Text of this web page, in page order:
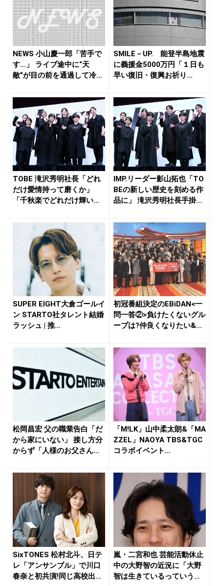
NEWS 小山慶一郎「苦手で
す…」 ライブ途中に“天
敵”が目の前を通過して冷や
SMILE－UP. 能登半島地震
に義援金5000万円「１日も
早い復旧・復興お祈り...
TOBE 滝沢秀明社長「どれ
だけ愛情持って磨くか」
「千秋楽でどれだけ輝いたI
IMP.リーダー影山拓也「TO
BEの新しい歴史を刻める作
品に」 滝沢秀明社長手掛...
SUPER EIGHT大倉ゴールイ
ン STARTO社タレント結婚
ラッシュ | 推...
初冠番組決定のEBiDAN<一
問一答②>負けたくないグル
ープは?仲良くなりたい&...
松岡昌宏 父の職業告白「だ
から家にいない」 接し方分
からず「人様のお父さんが
「M!LK」山中柔太朗&「MA
ZZEL」NAOYA TBS&TGC
コラボイベント...
SixTONES 松村北斗、日テ
レ「アンサンブル」で川口
春奈と初共演!同じ高校出...
嵐・二宮和也 芸能活動休止
中の大野智の近況に「大野
智は生きているっていうの